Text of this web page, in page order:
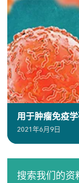
用于肿瘤免疫
2021年6月9日
搜索我们的资